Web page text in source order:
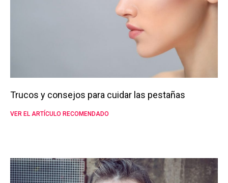
Trucos y consejos para cuidar las pestañas
VER EL ARTÍCULO RECOMENDADO